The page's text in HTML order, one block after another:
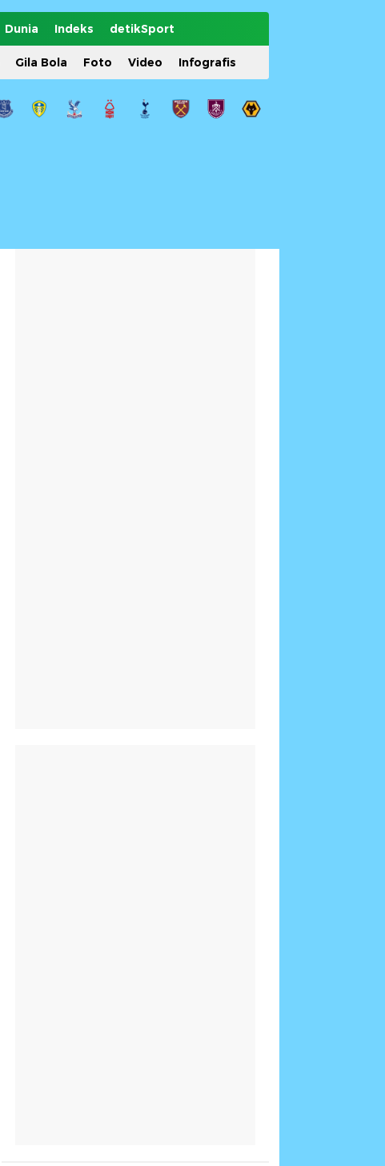
Dunia Indeks detikSport
Gila Bola Foto Video Infografis